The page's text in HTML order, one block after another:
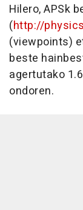
Hilero, APSk
(http://
(viewpoints)
beste
agertutako
ondoren.